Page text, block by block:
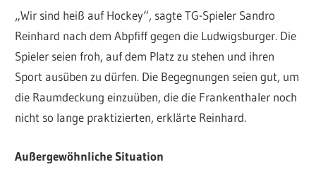
„Wir sind heiß auf Hockey“, sagte TG-Spieler Sandro
Reinhard nach dem Abpfiff gegen die Ludwigsburger. Die
Spieler seien froh, auf dem Platz zu stehen und ihren
Sport ausüben zu dürfen. Die Begegnungen seien gut, um
die Raumdeckung einzuüben, die die Frankenthaler noch
nicht so lange praktizierten, erklärte Reinhard.
Außergewöhnliche Situation